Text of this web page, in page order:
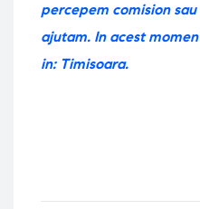
percepem comision
ajutam. In acest
in: Timisoara.